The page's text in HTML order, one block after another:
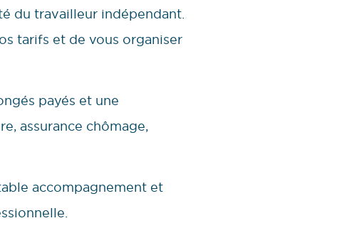
du travailleur indépendant.
tarifs et de vous organiser
payés et une
assurance chômage,
accompagnement et